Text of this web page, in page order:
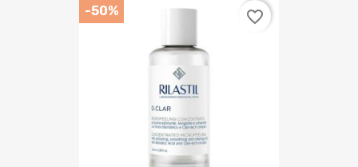
-50% favorite_border